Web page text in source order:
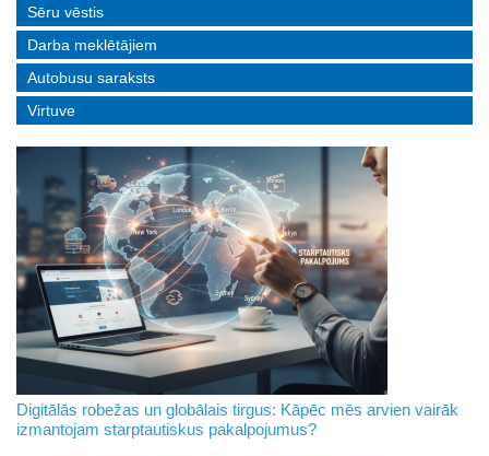
Sēru vēstis
Darba meklētājiem
Autobusu saraksts
Virtuve
Digitālās robežas un globālais tirgus: Kāpēc mēs arvien vairāk
izmantojam starptautiskus pakalpojumus?